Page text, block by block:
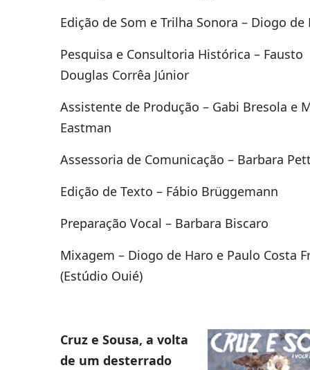
Edição de Som e Trilha Sonora – Diogo de
Pesquisa e Consultoria Histórica – Fausto
Douglas Corrêa Júnior
Assistente de Produção – Gabi Bresola e
Eastman
Assessoria de Comunicação – Barbara
Edição de Texto – Fábio Brüggemann
Preparação Vocal – Barbara Biscaro
Mixagem – Diogo de Haro e Paulo Costa
(Estúdio Ouié)
Cruz e Sousa, a volta
de um desterrado